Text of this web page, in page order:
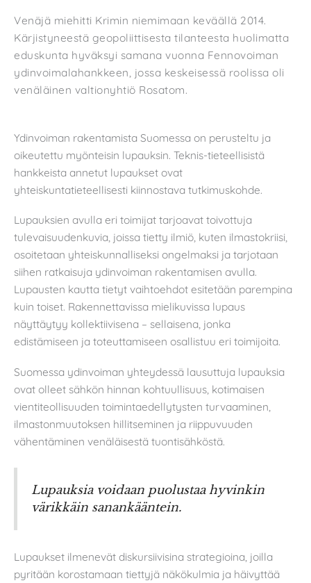
Venäjä miehitti Krimin niemimaan keväällä 2014.
Kärjistyneestä geopoliittisesta tilanteesta huolimatta
eduskunta hyväksyi samana vuonna Fennovoiman
ydinvoimalahankkeen, jossa keskeisessä roolissa oli
venäläinen valtionyhtiö Rosatom.
Ydinvoiman rakentamista Suomessa on perusteltu ja
oikeutettu myönteisin lupauksin. Teknis-tieteellisistä
hankkeista annetut lupaukset ovat
yhteiskuntatieteellisesti kiinnostava tutkimuskohde.
Lupauksien avulla eri toimijat tarjoavat toivottuja
tulevaisuudenkuvia, joissa tietty ilmiö, kuten ilmastokriisi,
osoitetaan yhteiskunnalliseksi ongelmaksi ja tarjotaan
siihen ratkaisuja ydinvoiman rakentamisen avulla.
Lupausten kautta tietyt vaihtoehdot esitetään parempina
kuin toiset. Rakennettavissa mielikuvissa lupaus
näyttäytyy kollektiivisena – sellaisena, jonka
edistämiseen ja toteuttamiseen osallistuu eri toimijoita.
Suomessa ydinvoiman yhteydessä lausuttuja lupauksia
ovat olleet sähkön hinnan kohtuullisuus, kotimaisen
vientiteollisuuden toimintaedellytysten turvaaminen,
ilmastonmuutoksen hillitseminen ja riippuvuuden
vähentäminen venäläisestä tuontisähköstä.
Lupauksia voidaan puolustaa hyvinkin
värikkäin sanankääntein.
Lupaukset ilmenevät diskursiivisina strategioina, joilla
pyritään korostamaan tiettyjä näkökulmia ja häivyttää